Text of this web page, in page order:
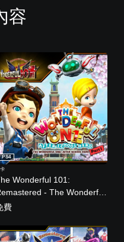
容
Wonderful 101:
- The Wonderful
After School Hero - Part
PS4
費